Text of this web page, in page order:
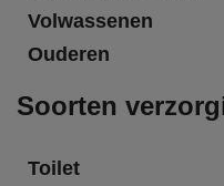
Volwassenen
Ouderen
Soorten
Toilet